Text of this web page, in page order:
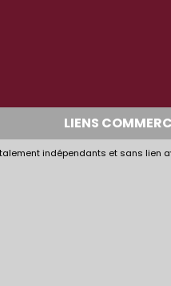
LIENS
indépendants et sans lien